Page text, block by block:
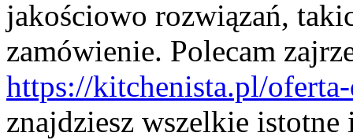
jakościowo rozwiązań,
zamówienie. Polecam
https://kitchenista.pl/
znajdziesz wszelkie